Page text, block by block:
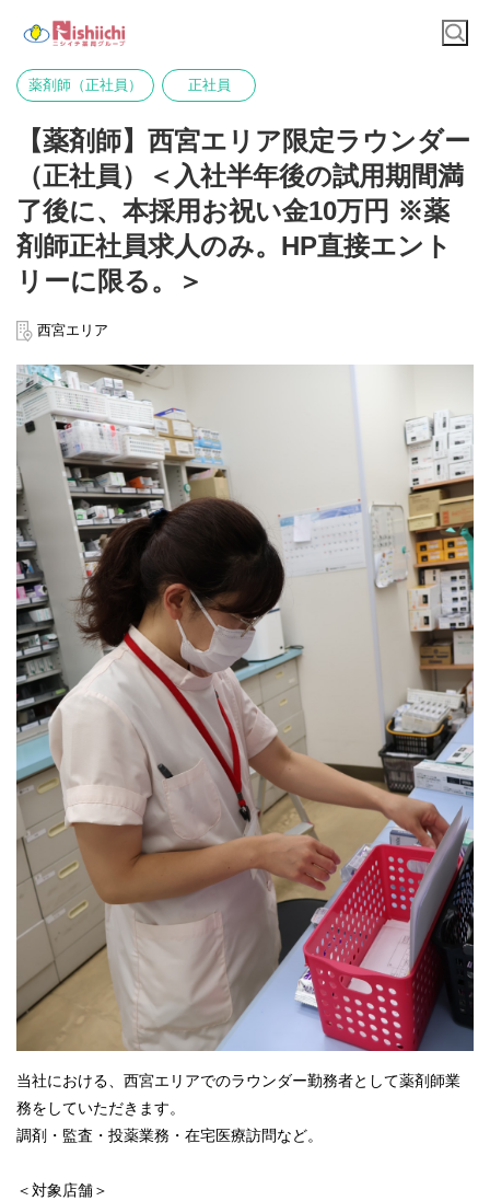
薬剤師（正社員） 正社員
【薬剤師】西宮エリア限定ラウンダー
（正社員）＜入社半年後の試用期間満
了後に、本採用お祝い金10万円 ※薬
剤師正社員求人のみ。HP直接エント
リーに限る。＞
西宮エリア
当社における、西宮エリアでのラウンダー勤務者として薬剤師業
務をしていただきます。
調剤・監査・投薬業務・在宅医療訪問など。
＜対象店舗＞